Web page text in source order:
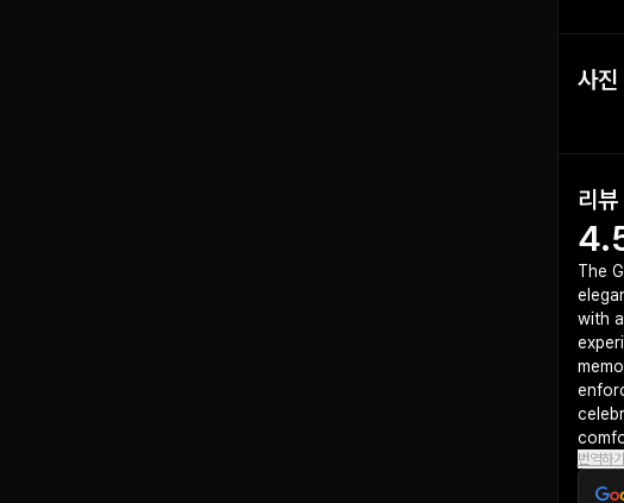
사진
리뷰
The
with
번역하기